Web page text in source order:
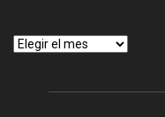
Archivos